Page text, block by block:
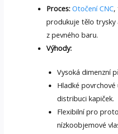
Proces: Otočení CNC,
produkuje tělo
z pevného baru.
Výhody:
Vysoká dimenzní
Hladké
distribuci kapiček.
Flexibilní pro
nízkoobjemové